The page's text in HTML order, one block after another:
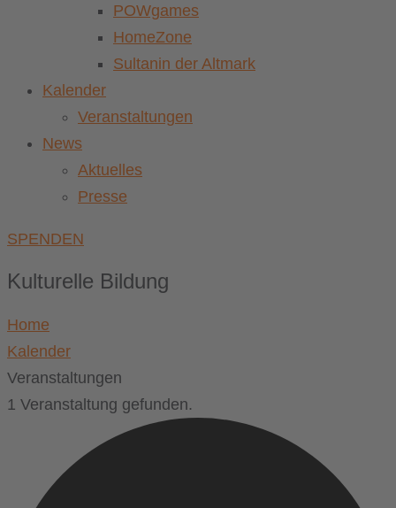
POWgames
HomeZone
Sultanin der Altmark
Kalender
Veranstaltungen
News
Aktuelles
Presse
SPENDEN
Kulturelle Bildung
Home
Kalender
Veranstaltungen
1 Veranstaltung gefunden.